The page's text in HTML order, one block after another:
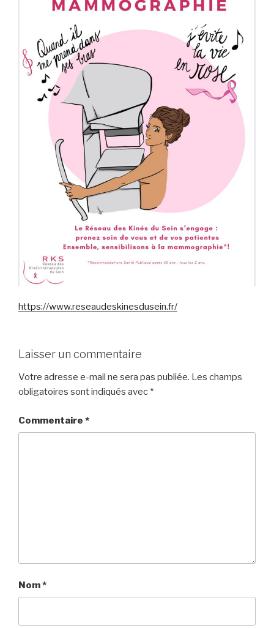
https://www.reseaudeskinesdusein.fr/
Laisser un commentaire
Votre adresse e-mail ne sera pas publiée. Les champs
obligatoires sont indiqués avec *
Commentaire *
Nom*